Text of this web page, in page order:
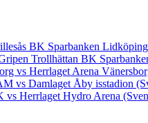
BK Sparbanken
Trollhättan BK
vs Herrlaget Arena
vs Damlaget Åby isstadion
vs Herrlaget Hydro Arena